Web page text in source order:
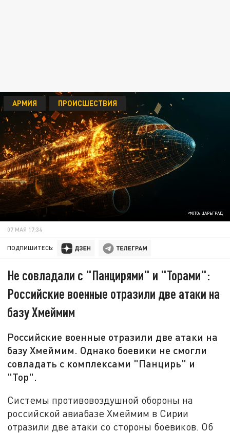
ФОТО: ЦАРЬГРАД
АРМИЯ ПРОИСШЕСТВИЯ
07 МАЯ 17:34
ПОДПИШИТЕСЬ:
Не совладали с "Панцирями" и "Торами":
Российские военные отразили две атаки на
базу Хмеймим
Российские военные отразили две атаки на
базу Хмеймим. Однако боевики не смогли
совладать с комплексами "Панцирь" и
"Тор".
Системы противовоздушной обороны на
российской авиабазе Хмеймим в Сирии
отразили две атаки со стороны боевиков. Об